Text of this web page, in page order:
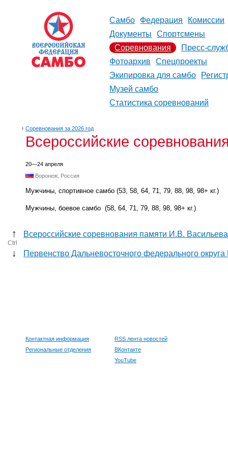
Самбо Федерация
Комиссии
Документы
Спортсмены
Соревнования
Пресс-
Фотоархив
Спецпроекты
Экипировка для самбо
Музей самбо
Статистика соревнований
↑ Соревнования за 2026 год
Всероссийские
20—24 апреля
Воронеж, Россия
Мужчины, спортивное самбо (53, 58, 64, 71, 79, 88, 98, 98+ кг.)
Мужчины, боевое самбо (58, 64, 71, 79, 88, 98, 98+ кг.)
↑ Всероссийские соревнования памяти И.В.
Ctrl
↓ Первенство Дальневосточного федерального
Контактная информация
Региональные отделения
RSS лента новостей
ВКонтакте
YouTube